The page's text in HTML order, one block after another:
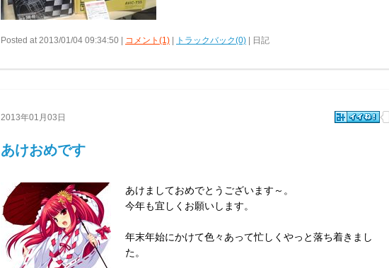
Posted at 2013/01/04 09:34:50 | コメント(1) トラックバック(0) | 日記
2013年01月03日
あけおめです
あけましておめでとうございます～。
今年も宜しくお願いします。
年末年始にかけて色々あって忙しくやっと落ち着きまし
た。